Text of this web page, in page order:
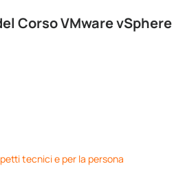
Corso VMware vSphere
tecnici e per la persona